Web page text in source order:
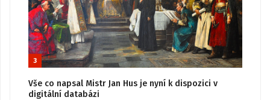
3
Vše co napsal Mistr Jan Hus je nyní k dispozici v
digitální databázi